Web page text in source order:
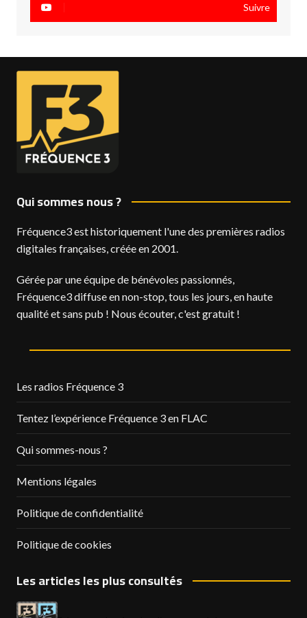
Suivre
Qui sommes nous ?
Fréquence3 est historiquement l'une des premières radios
digitales françaises, créée en 2001.
Gérée par une équipe de bénévoles passionnés,
Fréquence3 diffuse en non-stop, tous les jours, en haute
qualité et sans pub ! Nous écouter, c'est gratuit !
Les radios Fréquence 3
Tentez l’expérience Fréquence 3 en FLAC
Qui sommes-nous ?
Mentions légales
Politique de confidentialité
Politique de cookies
Les articles les plus consultés